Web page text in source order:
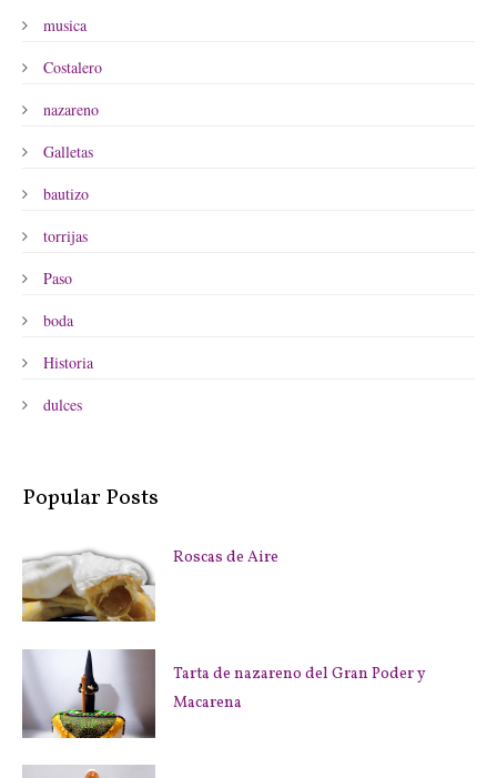
musica
Costalero
nazareno
Galletas
bautizo
torrijas
Paso
boda
Historia
dulces
Popular Posts
Roscas de Aire
Tarta de nazareno del Gran Poder y
Macarena